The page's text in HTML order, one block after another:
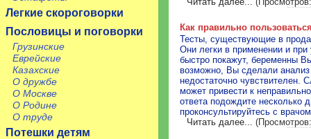
Легкие скороговорки
Пословицы и поговорки
Грузинские
Еврейские
Казахские
О дружбе
О Москве
О Родине
О труде
Потешки детям
Как правильно
Тесты, существующие в
Они легки в применении и при
быстро покажут, беременны
возможно, Вы сделали
недостаточно чувствителен.
может привести к
ответа подождите несколько
проконсультируйтесь с
Читать далее...